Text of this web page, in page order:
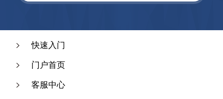
快速入门
门户首页
客服中心